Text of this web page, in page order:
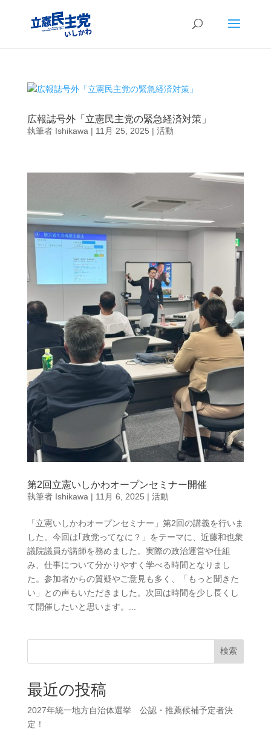
広報誌号外「立憲民主党の緊急経済対策」
執筆者 Ishikawa | 11月 25, 2025 | 活動
第2回立憲いしかわオープンセミナー開催
執筆者 Ishikawa | 11月 6, 2025 | 活動
「立憲いしかわオープンセミナー」第2回の講義を行いま
した。今回は｢政党ってなに？」をテーマに、近藤和也衆
議院議員が講師を務めました。実際の政治運営や仕組
み、仕事について分かりやすく学べる時間となりまし
た。参加者からの質疑やご意見も多く、「もっと聞きた
い」との声もいただきました。次回は時間を少し長くし
て開催したいと思います。...
検索
最近の投稿
2027年統一地方自治体選挙 公認・推薦候補予定者決
定！